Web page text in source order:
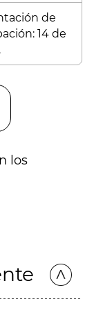
de
14 de
los